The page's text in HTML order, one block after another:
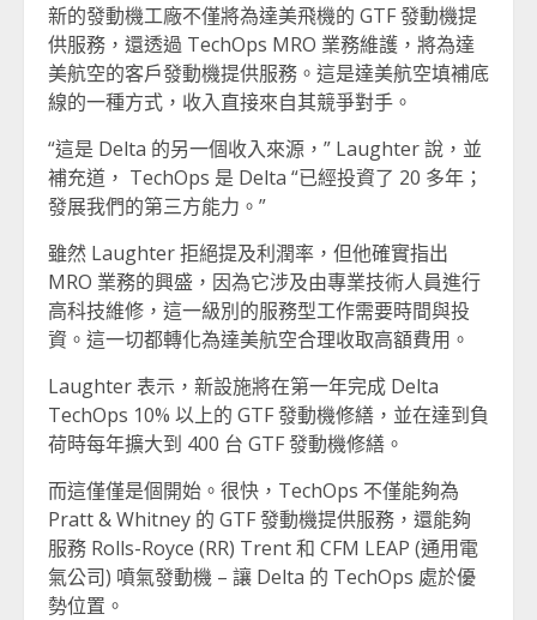
新的發動機工廠不僅將為達美飛機的 GTF 發動機提
供服務，還透過 TechOps MRO 業務維護，將為達
美航空的客戶發動機提供服務。這是達美航空填補底
線的一種方式，收入直接來自其競爭對手。
“這是 Delta 的另一個收入來源，” Laughter 說，並
補充道， TechOps 是 Delta “已經投資了 20 多年；
發展我們的第三方能力。”
雖然 Laughter 拒絕提及利潤率，但他確實指出
MRO 業務的興盛，因為它涉及由專業技術人員進行
高科技維修，這一級別的服務型工作需要時間與投
資。這一切都轉化為達美航空合理收取高額費用。
Laughter 表示，新設施將在第一年完成 Delta
TechOps 10% 以上的 GTF 發動機修繕，並在達到負
荷時每年擴大到 400 台 GTF 發動機修繕。
而這僅僅是個開始。很快，TechOps 不僅能夠為
Pratt & Whitney 的 GTF 發動機提供服務，還能夠
服務 Rolls-Royce (RR) Trent 和 CFM LEAP (通用電
氣公司) 噴氣發動機 – 讓 Delta 的 TechOps 處於優
勢位置。